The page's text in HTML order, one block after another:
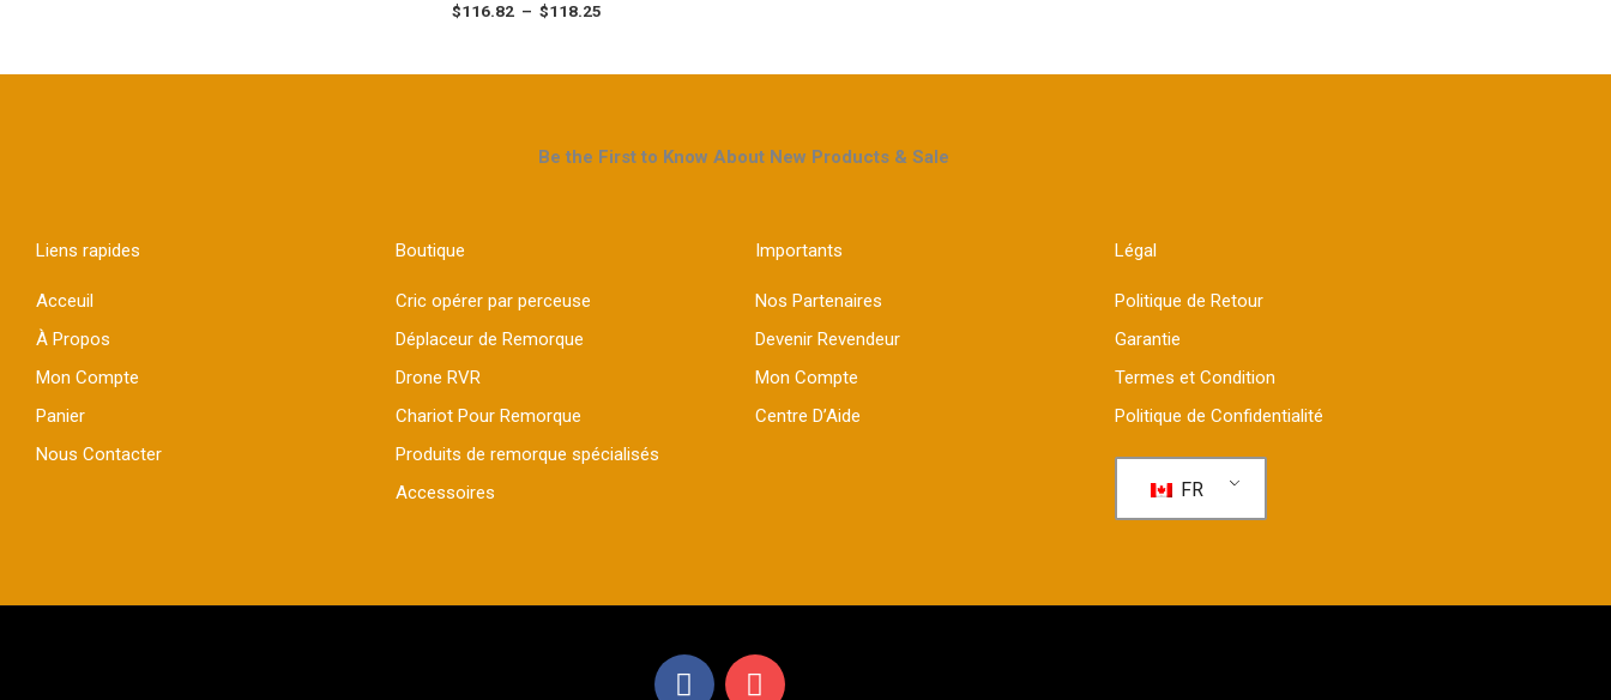
$116.82 – $118.25
Be the First to Know About New Products & Sale
Liens rapides
Acceuil
À Propos
Mon Compte
Panier
Nous Contacter
Boutique
Cric opérer par perceuse
Déplaceur de Remorque
Drone RVR
Chariot Pour Remorque
Produits de remorque spécialisés
Accessoires
Importants
Nos Partenaires
Devenir Revendeur
Mon Compte
Centre D’Aide
Légal
Politique de Retour
Garantie
Termes et Condition
Politique de Confidentialité
FR
F
I